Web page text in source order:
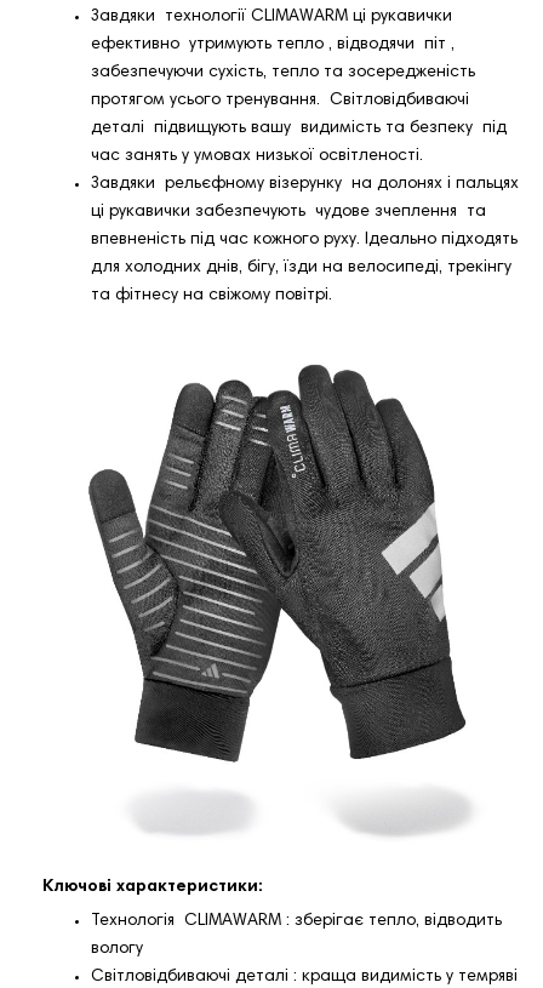
Завдяки технології CLIMAWARM ці рукавички
ефективно утримують тепло , відводячи піт ,
забезпечуючи сухість, тепло та зосередженість
протягом усього тренування. Світловідбиваючі
деталі підвищують вашу видимість та безпеку під
час занять у умовах низької освітленості.
Завдяки рельєфному візерунку на долонях і пальцях
ці рукавички забезпечують чудове зчеплення та
впевненість під час кожного руху. Ідеально підходять
для холодних днів, бігу, їзди на велосипеді, трекінгу
та фітнесу на свіжому повітрі.
Ключові характеристики:
Технологія CLIMAWARM : зберігає тепло, відводить
вологу
Світловідбиваючі деталі : краща видимість у темряві